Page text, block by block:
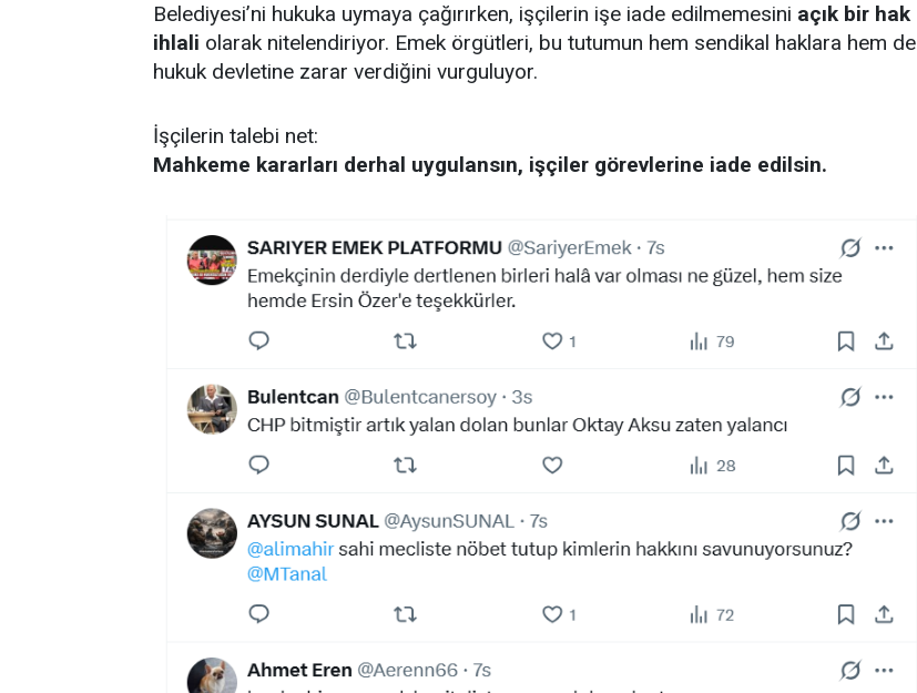
Belediyesi’ni hukuka uymaya çağırırken, işçilerin işe iade edilmemesini açık bir hak
ihlali olarak nitelendiriyor. Emek örgütleri, bu tutumun hem sendikal haklara hem de
hukuk devletine zarar verdiğini vurguluyor.
İşçilerin talebi net:
Mahkeme kararları derhal uygulansın, işçiler görevlerine iade edilsin.